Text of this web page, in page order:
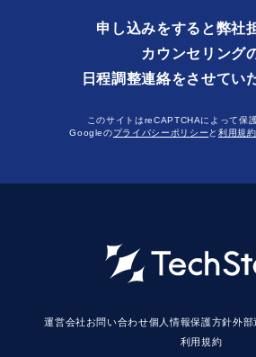
申し込みをすると弊社
カウンセリング
日程調整連絡をさせてい
このサイトはreCAPTCHAによって保
Googleのプライバシーポリシーと 利用規約
運営会社 お問い合わせ個人情報保護方針外部
利用規約